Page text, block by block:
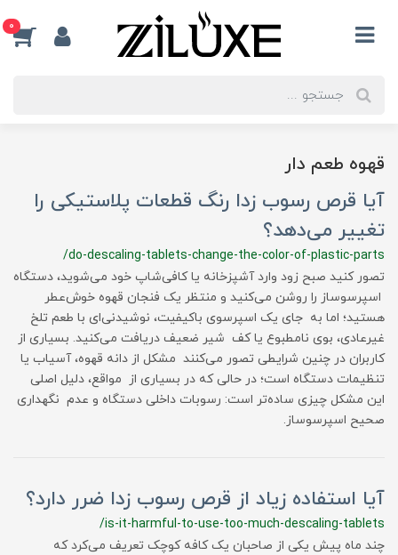
0
قهوه طعم دار
آیا قرص رسوب زدا رنگ قطعات پلاستیکی را
تغییر می‌دهد؟
/do-descaling-tablets-change-the-color-of-plastic-parts
تصور کنید صبح زود وارد آشپزخانه یا کافی‌شاپ خود می‌شوید، دستگاه
اسپرسوساز را روشن می‌کنید و منتظر یک فنجان قهوه خوش‌عطر
هستید؛ اما به جای یک اسپرسوی باکیفیت، نوشیدنی‌ای با طعم تلخ
غیرعادی، بوی نامطبوع یا کف شیر ضعیف دریافت می‌کنید. بسیاری از
کاربران در چنین شرایطی تصور می‌کنند مشکل از دانه قهوه، آسیاب یا
تنظیمات دستگاه است؛ در حالی که در بسیاری از مواقع، دلیل اصلی
این مشکل چیزی ساده‌تر است: رسوبات داخلی دستگاه و عدم نگهداری
صحیح اسپرسوساز.
آیا استفاده زیاد از قرص رسوب زدا ضرر دارد؟
/is-it-harmful-to-use-too-much-descaling-tablets
چند ماه پیش یکی از صاحبان یک کافه کوچک تعریف می‌کرد که